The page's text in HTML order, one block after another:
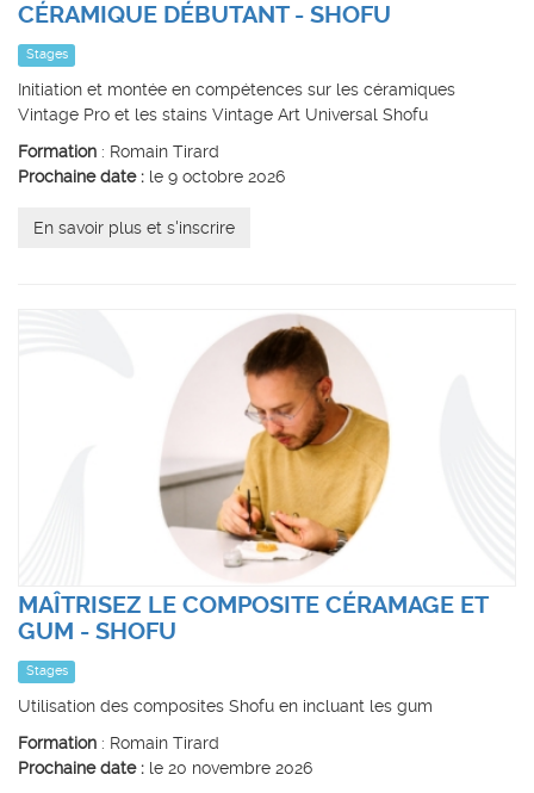
CÉRAMIQUE DÉBUTANT - SHOFU
Stages
Initiation et montée en compétences sur les céramiques
Vintage Pro et les stains Vintage Art Universal Shofu
Formation : Romain Tirard
Prochaine date : le 9 octobre 2026
En savoir plus et s'inscrire
MAÎTRISEZ LE COMPOSITE CÉRAMAGE ET
GUM - SHOFU
Stages
Utilisation des composites Shofu en incluant les gum
Formation : Romain Tirard
Prochaine date : le 20 novembre 2026